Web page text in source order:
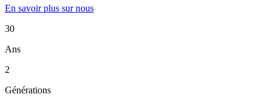
En savoir plus sur nous
30
Ans
2
Générations